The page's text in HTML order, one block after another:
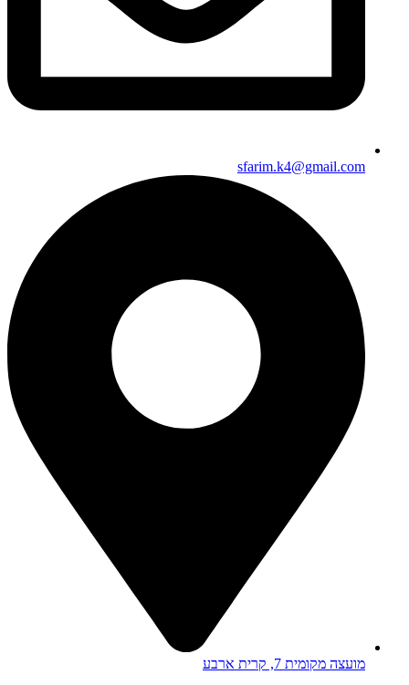
sfarim.k4@gmail.com
מועצה מקומית 7, קרית ארבע